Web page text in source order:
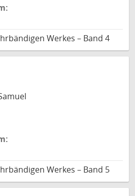
Werkes – Band 4
Werkes – Band 5